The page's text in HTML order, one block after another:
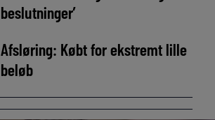
beslutninger’
Afsløring: Købt for ekstremt lille
beløb